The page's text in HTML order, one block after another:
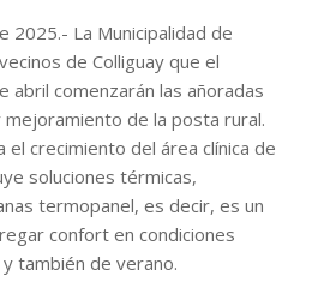
2025.- La Municipalidad de
de Colliguay que el
abril comenzarán las añoradas
de la posta rural.
el crecimiento del área clínica de
soluciones térmicas,
termopanel, es decir, es un
confort en condiciones
también de verano.